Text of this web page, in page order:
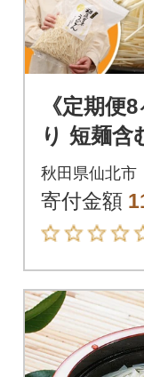
《定期便
り 短麺含
ん 800g×7
d-110708
秋田県仙北市
寄付金額